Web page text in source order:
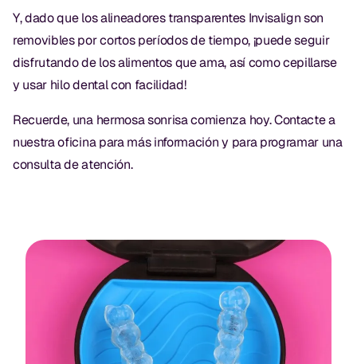
Dr. Christian Bastien
Dr. Allen Newman
Solicitar una Cita
Y, dado que los alineadores transparentes Invisalign son
removibles por cortos períodos de tiempo, ¡puede seguir
disfrutando de los alimentos que ama, así como cepillarse
y usar hilo dental con facilidad!
Recuerde, una hermosa sonrisa comienza hoy. Contacte a
nuestra oficina para más información y para programar una
consulta de atención.